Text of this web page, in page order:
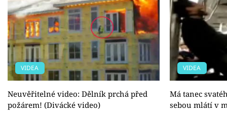
VIDEA
Neuvěřitelné video: Dělník prchá před
požárem! (Divácké video)
VIDEA
Má tanec
sebou mlátí v